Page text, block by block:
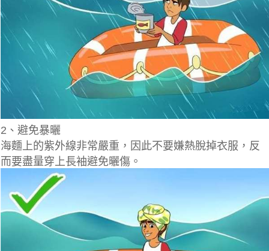
2、避免暴曬
海麵上的紫外線非常嚴重，因此不要嫌熱脫掉衣服，反
而要盡量穿上長袖避免曬傷。